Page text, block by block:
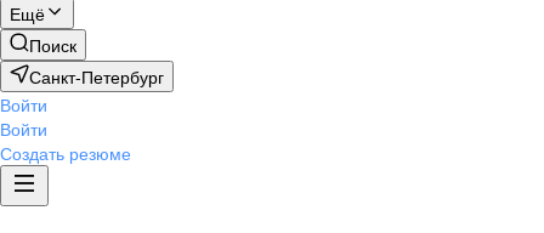
Ещё
Поиск
Санкт-Петербург
Войти
Войти
Создать резюме